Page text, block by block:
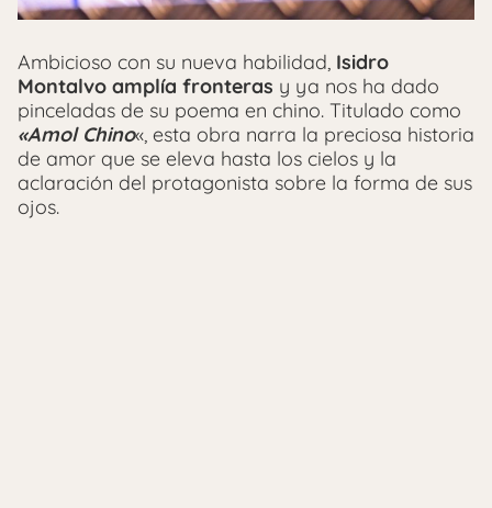
Ambicioso con su nueva habilidad, Isidro
Montalvo amplía fronteras y ya nos ha dado
pinceladas de su poema en chino. Titulado como
«Amol Chino«, esta obra narra la preciosa historia
de amor que se eleva hasta los cielos y la
aclaración del protagonista sobre la forma de sus
ojos.